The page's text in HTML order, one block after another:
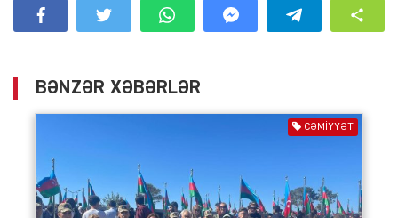
BƏNZƏR XƏBƏRLƏR
CƏMIYYƏT